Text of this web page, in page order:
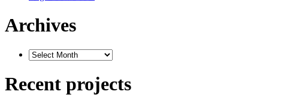
Archives
Recent projects